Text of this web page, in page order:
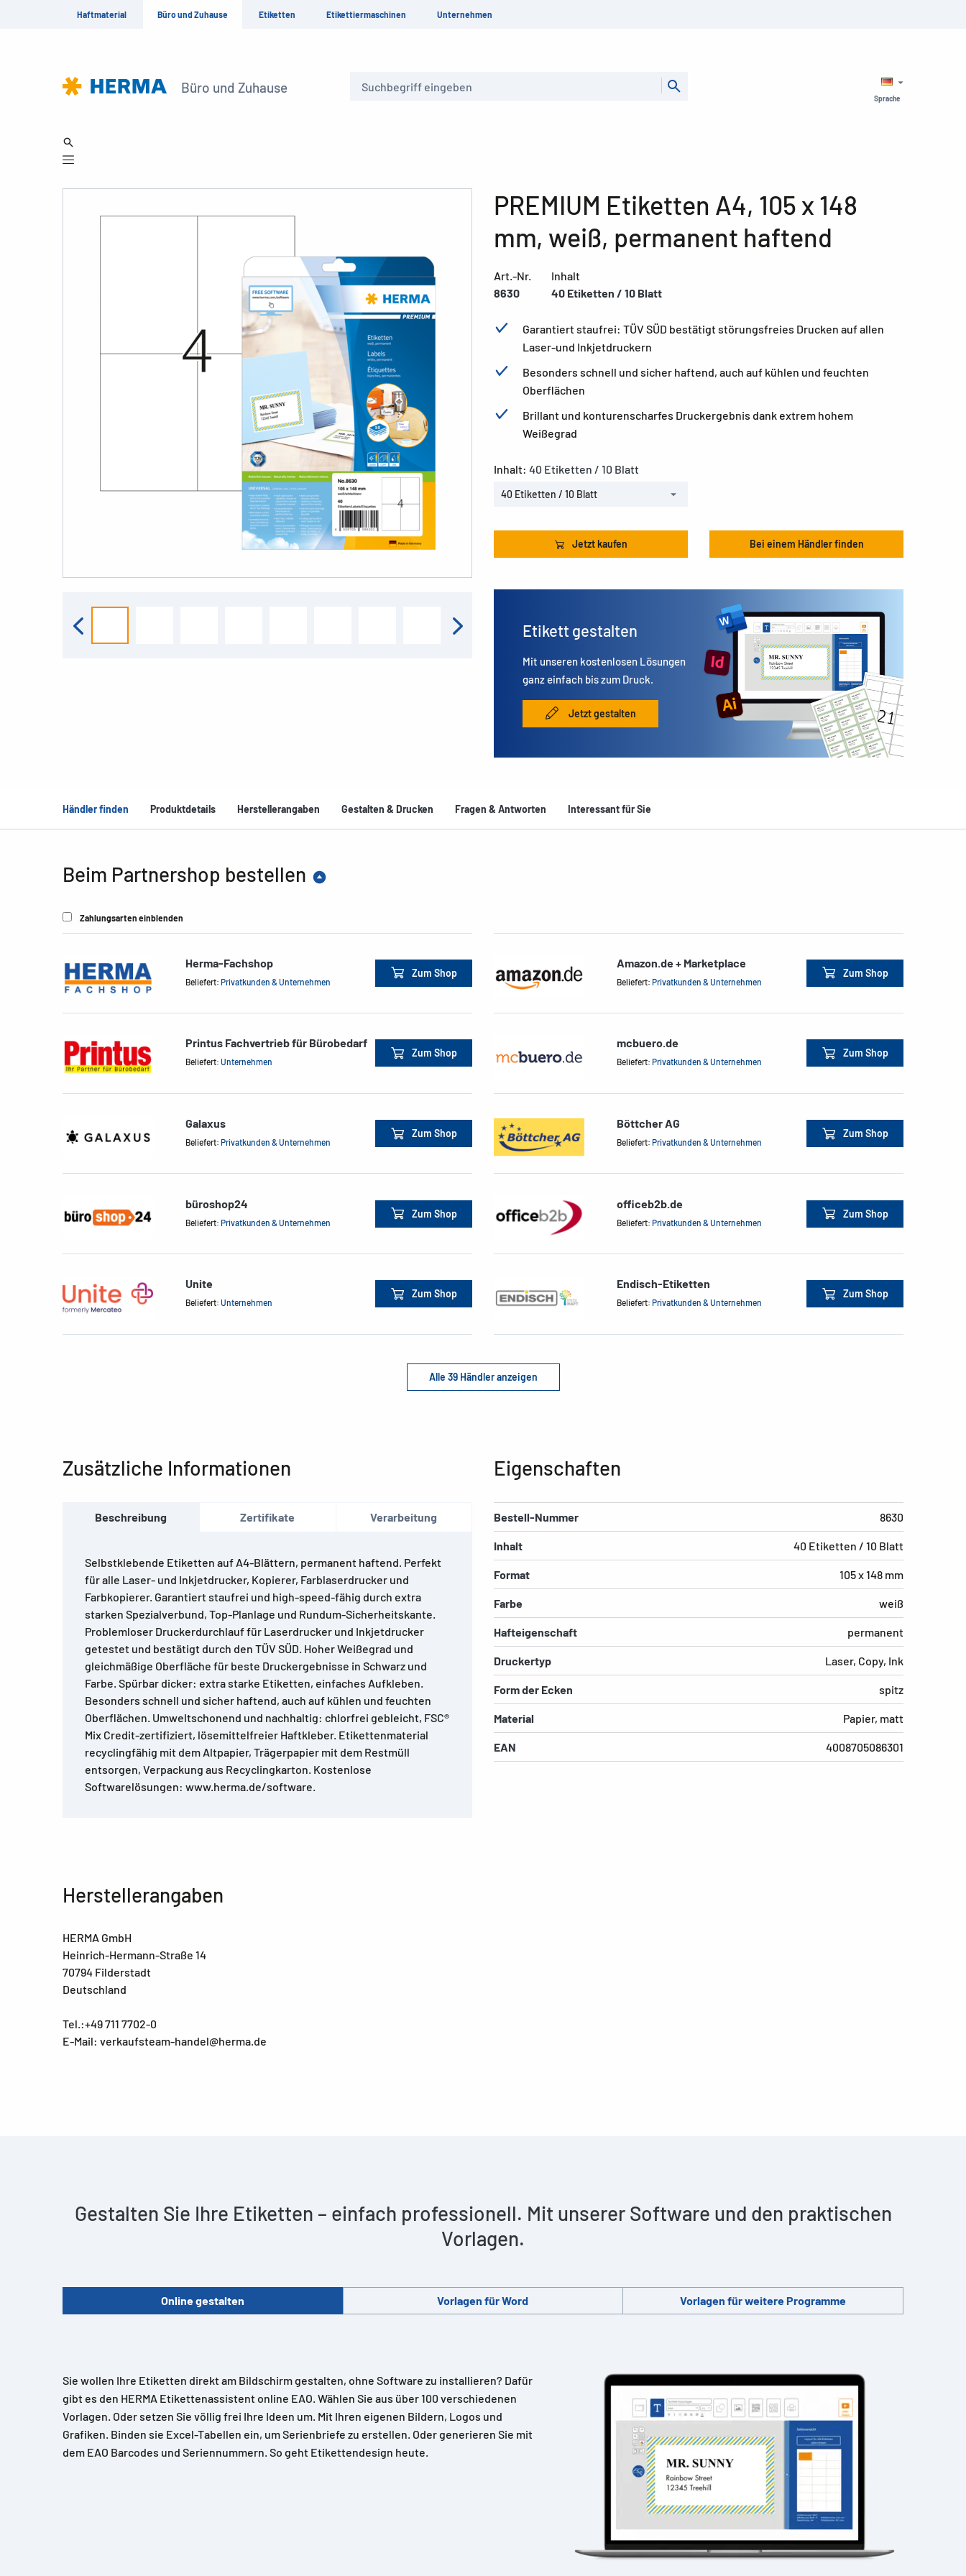
Haftmaterial Büro und Zuhause Etiketten Etikettiermaschinen Unternehmen
Büro und Zuhause
Sprache
PREMIUM Etiketten A4, 105 x 148
mm, weiß, permanent haftend
Art.-Nr.
8630
Inhalt
40 Etiketten / 10 Blatt
Garantiert staufrei: TÜV SÜD bestätigt störungsfreies Drucken auf allen
Laser-und Inkjetdruckern
Besonders schnell und sicher haftend, auch auf kühlen und feuchten
Oberflächen
Brillant und konturenscharfes Druckergebnis dank extrem hohem
Weißegrad
Inhalt: 40 Etiketten / 10 Blatt
40 Etiketten / 10 Blatt
Jetzt kaufen Bei einem Händler finden
Etikett gestalten
Mit unseren kostenlosen Lösungen
ganz einfach bis zum Druck.
Jetzt gestalten
Händler finden Produktdetails Herstellerangaben Gestalten & Drucken Fragen & Antworten Interessant für Sie
Beim Partnershop bestellen
Zahlungsarten einblenden
Herma-Fachshop
Beliefert: Privatkunden & Unternehmen
Zum Shop
Amazon.de + Marketplace
Beliefert: Privatkunden & Unternehmen
Zum Shop
Printus Fachvertrieb für Bürobedarf
Beliefert: Unternehmen
Zum Shop
mcbuero.de
Beliefert: Privatkunden & Unternehmen
Zum Shop
Galaxus
Beliefert: Privatkunden & Unternehmen
Zum Shop
Böttcher AG
Beliefert: Privatkunden & Unternehmen
Zum Shop
büroshop24
Beliefert: Privatkunden & Unternehmen
Zum Shop
officeb2b.de
Beliefert: Privatkunden & Unternehmen
Zum Shop
Unite
Beliefert: Unternehmen
Zum Shop
Endisch-Etiketten
Beliefert: Privatkunden & Unternehmen
Zum Shop
Alle 39 Händler anzeigen
Zusätzliche Informationen
Beschreibung Zertifikate Verarbeitung
Selbstklebende Etiketten auf A4-Blättern, permanent haftend. Perfekt
für alle Laser- und Inkjetdrucker, Kopierer, Farblaserdrucker und
Farbkopierer. Garantiert staufrei und high-speed-fähig durch extra
starken Spezialverbund, Top-Planlage und Rundum-Sicherheitskante.
Problemloser Druckerdurchlauf für Laserdrucker und Inkjetdrucker
getestet und bestätigt durch den TÜV SÜD. Hoher Weißegrad und
gleichmäßige Oberfläche für beste Druckergebnisse in Schwarz und
Farbe. Spürbar dicker: extra starke Etiketten, einfaches Aufkleben.
Besonders schnell und sicher haftend, auch auf kühlen und feuchten
Oberflächen. Umweltschonend und nachhaltig: chlorfrei gebleicht, FSC®
Mix Credit-zertifiziert, lösemittelfreier Haftkleber. Etikettenmaterial
recyclingfähig mit dem Altpapier, Trägerpapier mit dem Restmüll
entsorgen, Verpackung aus Recyclingkarton. Kostenlose
Softwarelösungen: www.herma.de/software.
Eigenschaften
Bestell-Nummer 8630
Inhalt 40 Etiketten / 10 Blatt
Format 105 x 148 mm
Farbe weiß
Hafteigenschaft permanent
Druckertyp Laser, Copy, Ink
Form der Ecken spitz
Material Papier, matt
EAN 4008705086301
Herstellerangaben
HERMA GmbH
Heinrich-Hermann-Straße 14
70794 Filderstadt
Deutschland
Tel.:+49 711 7702-0
E-Mail: verkaufsteam-handel@herma.de
Gestalten Sie Ihre Etiketten – einfach professionell. Mit unserer Software und den praktischen
Vorlagen.
Online gestalten Vorlagen für Word Vorlagen für weitere Programme
Sie wollen Ihre Etiketten direkt am Bildschirm gestalten, ohne Software zu installieren? Dafür
gibt es den HERMA Etikettenassistent online EAO. Wählen Sie aus über 100 verschiedenen
Vorlagen. Oder setzen Sie völlig frei Ihre Ideen um. Mit Ihren eigenen Bildern, Logos und
Grafiken. Binden sie Excel-Tabellen ein, um Serienbriefe zu erstellen. Oder generieren Sie mit
dem EAO Barcodes und Seriennummern. So geht Etikettendesign heute.